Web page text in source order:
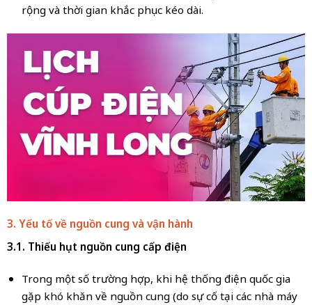
rộng và thời gian khắc phục kéo dài.
3. Yếu tố về nguồn cung và vận hành
3.1. Thiếu hụt nguồn cung cấp điện
Trong một số trường hợp, khi hệ thống điện quốc gia
gặp khó khăn về nguồn cung (do sự cố tại các nhà máy